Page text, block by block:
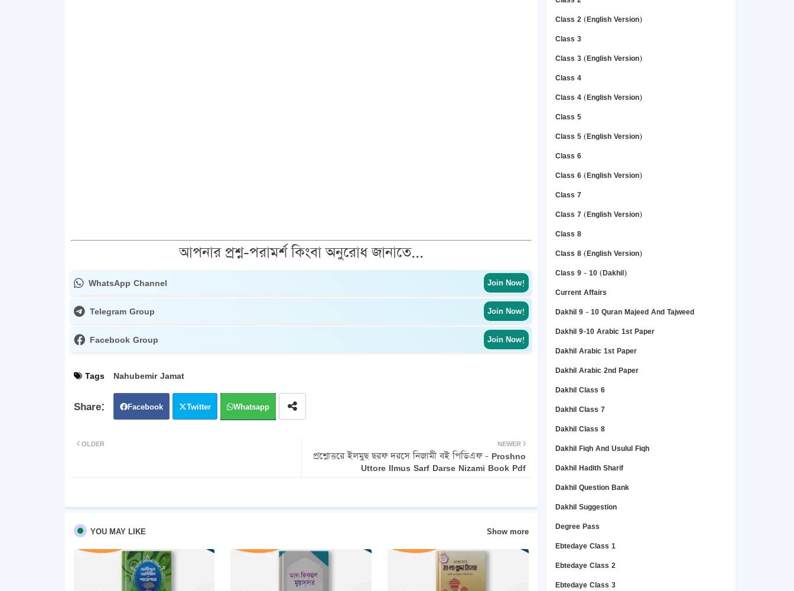
আপনার প্রশ্ন-পরামর্শ কিংবা অনুরোধ জানাতে...
WhatsApp Channel Join Now!
Telegram Group Join Now!
Facebook Group Join Now!
Tags Nahubemir Jamat
Facebook Twitter Whatsapp
NEWER
প্রশ্নোত্তরে ইলমুছ ছরফ দরসে নিজামী বই পিডিএফ - Proshno
Uttore Ilmus Sarf Darse Nizami Book Pdf
OLDER
YOU MAY LIKE Show more
Class 2 (English Version)
Class 3
Class 3 (English Version)
Class 4
Class 4 (English Version)
Class 5
Class 5 (English Version)
Class 6
Class 6 (English Version)
Class 7
Class 7 (English Version)
Class 8
Class 8 (English Version)
Class 9 - 10 (Dakhil)
Current Affairs
Dakhil 9 - 10 Quran Majeed And Tajweed
Dakhil 9-10 Arabic 1st Paper
Dakhil Arabic 1st Paper
Dakhil Arabic 2nd Paper
Dakhil Class 6
Dakhil Class 7
Dakhil Class 8
Dakhil Fiqh And Usulul Fiqh
Dakhil Hadith Sharif
Dakhil Question Bank
Dakhil Suggestion
Degree Pass
Ebtedaye Class 1
Ebtedaye Class 2
Ebtedaye Class 3